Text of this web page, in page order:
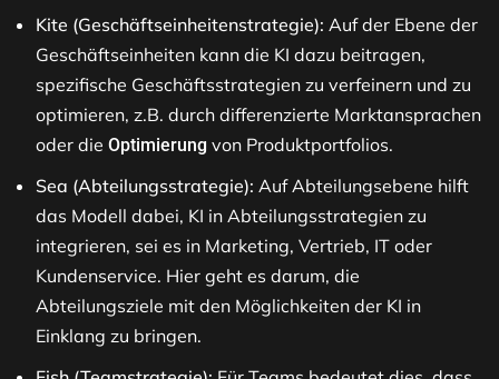
Kite (Geschäftseinheitenstrategie): Auf der Ebene der
Geschäftseinheiten kann die KI dazu beitragen,
spezifische Geschäftsstrategien zu verfeinern und zu
optimieren, z.B. durch differenzierte Marktansprachen
oder die Optimierung von Produktportfolios.
Sea (Abteilungsstrategie): Auf Abteilungsebene hilft
das Modell dabei, KI in Abteilungsstrategien zu
integrieren, sei es in Marketing, Vertrieb, IT oder
Kundenservice. Hier geht es darum, die
Abteilungsziele mit den Möglichkeiten der KI in
Einklang zu bringen.